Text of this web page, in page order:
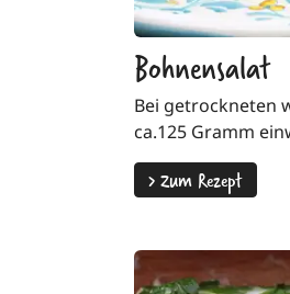
Bohnensalat
Bei getrockneten
ca.125 Gramm
>Zum Rezept